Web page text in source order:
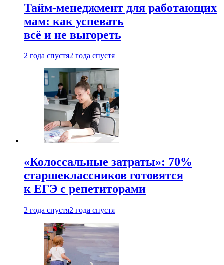
Тайм-менеджмент для работающих
мам: как успевать
всё и не выгореть
2 года спустя2 года спустя
«Колоссальные затраты»: 70%
старшеклассников готовятся
к ЕГЭ с репетиторами
2 года спустя2 года спустя